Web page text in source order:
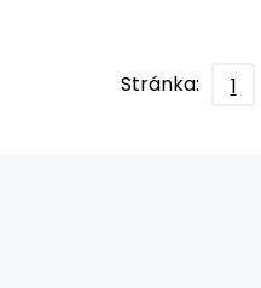
Stránka: 1